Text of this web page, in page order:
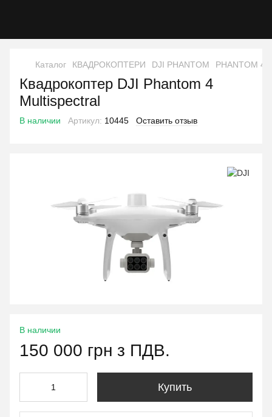
Каталог КВАДРОКОПТЕРИ DJI PHANTOM PHANTOM 4
Квадрокоптер DJI Phantom 4
Multispectral
В наличии Артикул: 10445 Оставить отзыв
В наличии
150 000 грн з ПДВ.
Купить